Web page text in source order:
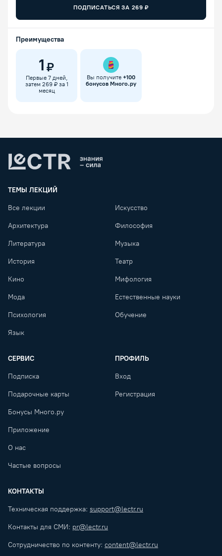
ПОДПИСАТЬСЯ ЗА 269 ₽
Преимущества
1 ₽
Первые 7 дней,
затем 269 ₽ за 1
месяц
Вы получите +100
бонусов Много.ру
ТЕМЫ ЛЕКЦИЙ
Все лекции Искусство
Архитектура Философия
Литература Музыка
История Театр
Кино Мифология
Мода Естественные науки
Психология Обучение
Язык
СЕРВИС
Подписка
Подарочные карты
Бонусы Много.ру
Приложение
О нас
Частые вопросы
ПРОФИЛЬ
Вход
Регистрация
КОНТАКТЫ
Техническая поддержка: support@lectr.ru
Контакты для СМИ: pr@lectr.ru
Сотрудничество по контенту: content@lectr.ru